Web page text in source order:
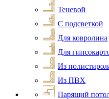
Теневой
С подсветкой
Для ковролина
Для
Из
Из ПВХ
Парящий